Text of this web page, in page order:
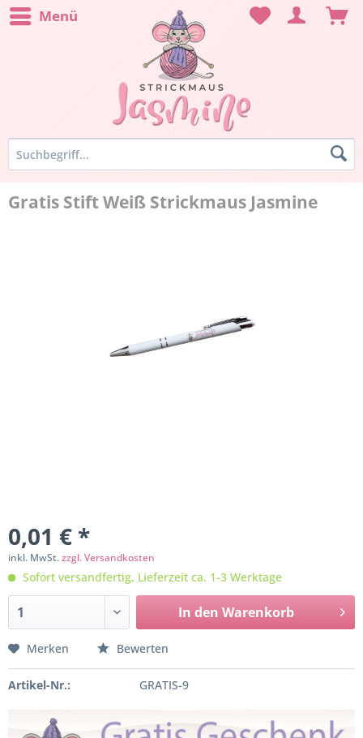
Menü
Gratis Stift Weiß Strickmaus Jasmine
0,01 € *
inkl. MwSt.zzgl. Versandkosten
Sofort versandfertig, Lieferzeit ca. 1-3 Werktage
In den Warenkorb
Merken Bewerten
Artikel-Nr.: GRATIS-9